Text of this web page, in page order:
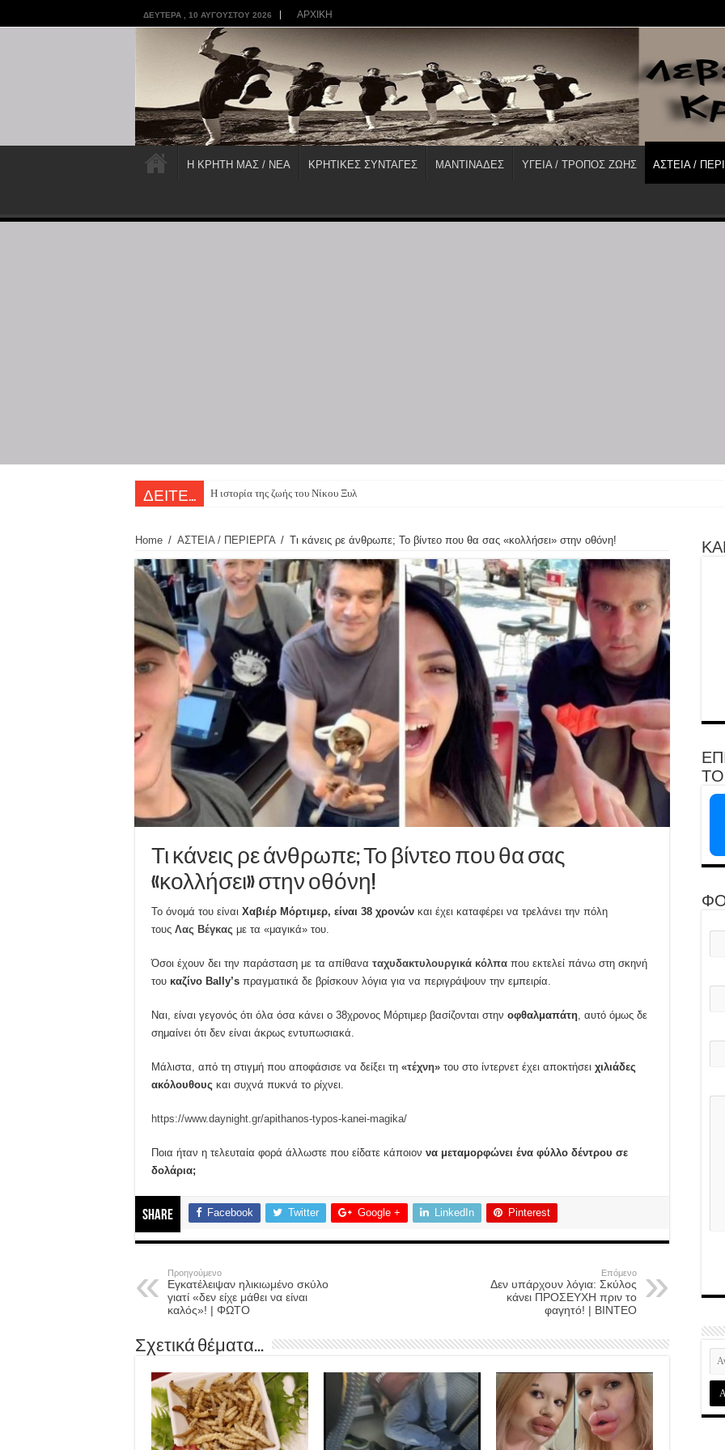
ΔΕΥΤΈΡΑ , 10 ΑΥΓΟΎΣΤΟΥ 2026 ΑΡΧΙΚΗ
Η ΚΡΗΤΗ ΜΑΣ / ΝΕΑ ΚΡΗΤΙΚΕΣ ΣΥΝΤΑΓΕΣ ΜΑΝΤΙΝΑΔΕΣ ΥΓΕΙΑ / ΤΡΟΠΟΣ ΖΩΗΣ ΑΣΤΕΙΑ /
ΔΕΙΤΕ... Η ιστορία της ζωής του Νίκου Ξυλούρη γίνεται θε
Home / ΑΣΤΕΙΑ / ΠΕΡΙΕΡΓΑ / Τι κάνεις ρε άνθρωπε; Το βίντεο που θα σας «κολλήσει» στην οθόνη!
Τι κάνεις ρε άνθρωπε; Το βίντεο που θα σας
«κολλήσει» στην οθόνη!
Το όνομά του είναι Χαβιέρ Μόρτιμερ, είναι 38 χρονών και έχει καταφέρει να τρελάνει την πόλη
τους Λας Βέγκας με τα «μαγικά» του.
Όσοι έχουν δει την παράσταση με τα απίθανα ταχυδακτυλουργικά κόλπα που εκτελεί πάνω στη σκηνή
του καζίνο Bally’s πραγματικά δε βρίσκουν λόγια για να περιγράψουν την εμπειρία.
Ναι, είναι γεγονός ότι όλα όσα κάνει ο 38χρονος Μόρτιμερ βασίζονται στην οφθαλμαπάτη, αυτό όμως δε
σημαίνει ότι δεν είναι άκρως εντυπωσιακά.
Μάλιστα, από τη στιγμή που αποφάσισε να δείξει τη «τέχνη» του στο ίντερνετ έχει αποκτήσει χιλιάδες
ακόλουθους και συχνά πυκνά το ρίχνει.
https://www.daynight.gr/apithanos-typos-kanei-magika/
Ποια ήταν η τελευταία φορά άλλωστε που είδατε κάποιον να μεταμορφώνει ένα φύλλο δέντρου σε
δολάρια;
Share Facebook Twitter Google + LinkedIn Pinterest
Προηγούμενο
Εγκατέλειψαν ηλικιωμένο σκύλο
γιατί «δεν είχε μάθει να είναι
καλός»! | ΦΩΤΟ
Επόμενο
Δεν υπάρχουν λόγια: Σκύλος
κάνει ΠΡΟΣΕΥΧΗ πριν το
φαγητό! | ΒΙΝΤΕΟ
Σχετικά θέματα...
ΤΟ